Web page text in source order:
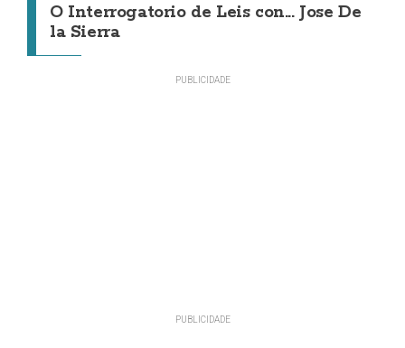
O Interrogatorio de Leis con... Jose De
la Sierra